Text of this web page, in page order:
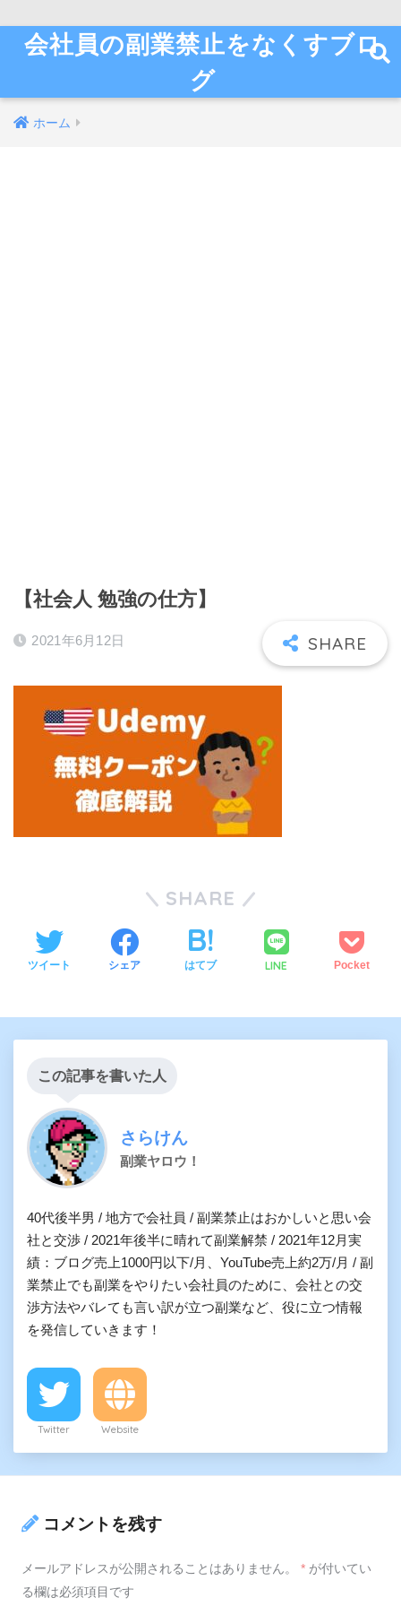
会社員の副業禁止をなくすブロ
グ
ホーム
【社会人 勉強の仕方】
2021年6月12日
SHARE
ツイート シェア はてブ LINE Pocket
この記事を書いた人
さらけん
副業ヤロウ！
40代後半男 / 地方で会社員 / 副業禁止はおかしいと思い会
社と交渉 / 2021年後半に晴れて副業解禁 / 2021年12月実
績：ブログ売上1000円以下/月、YouTube売上約2万/月 / 副
業禁止でも副業をやりたい会社員のために、会社との交
渉方法やバレても言い訳が立つ副業など、役に立つ情報
を発信していきます！
Twitter Website
コメントを残す
メールアドレスが公開されることはありません。 * が付いてい
る欄は必須項目です